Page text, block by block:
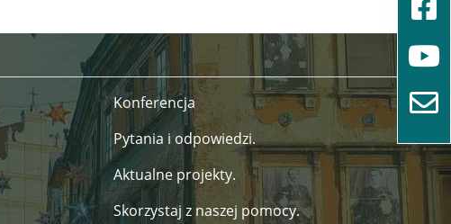
Konferencja
Pytania i odpowiedzi.
Aktualne projekty.
Skorzystaj z naszej pomocy.